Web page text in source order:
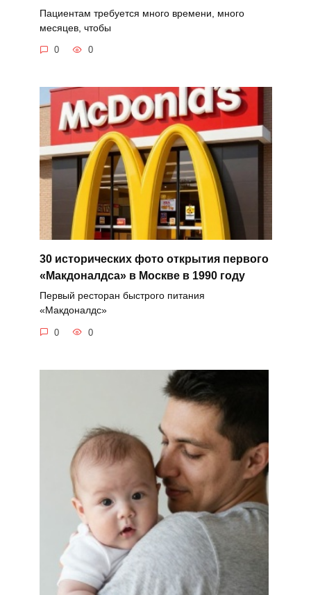
Пациентам требуется много времени, много
месяцев, чтобы
0 0
30 исторических фото открытия первого
«Макдоналдса» в Москве в 1990 году
Первый ресторан быстрого питания
«Макдоналдс»
0 0